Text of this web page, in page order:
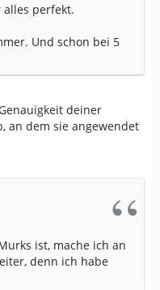
perfekt.
Und schon bei 5
deiner
an dem sie angewendet
ist, mache ich an
denn ich habe